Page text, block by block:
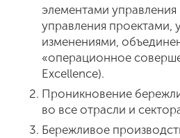
элементами управления
управления проектами,
изменениями,
«операционное
Excellence).
Проникновение
во все отрасли и
Бережливое